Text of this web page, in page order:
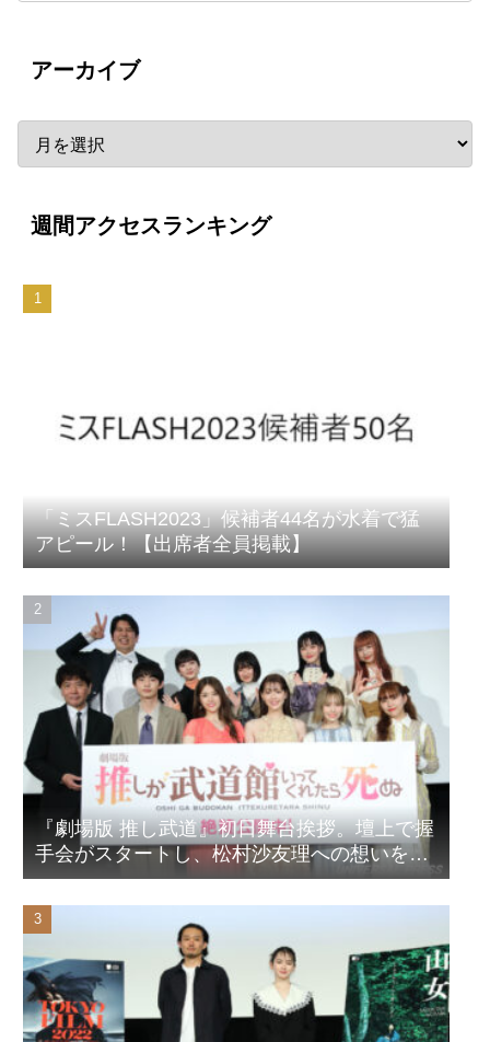
アーカイブ
週間アクセスランキング
「ミスFLASH2023」候補者44名が水着で猛
アピール！【出席者全員掲載】
『劇場版 推し武道』初日舞台挨拶。壇上で握
手会がスタートし、松村沙友理への想いをア
ピール！？